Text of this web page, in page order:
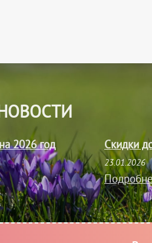
2026 год Скидки
23.01.2026